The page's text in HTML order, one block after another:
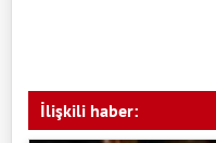
İlişkili haber: